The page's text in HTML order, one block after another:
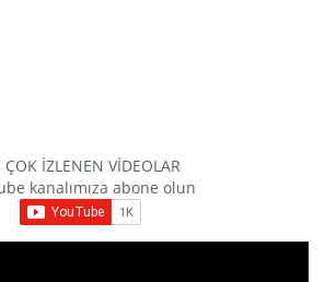
ÇOK İZLENEN VİDEOLAR
kanalımıza abone olun